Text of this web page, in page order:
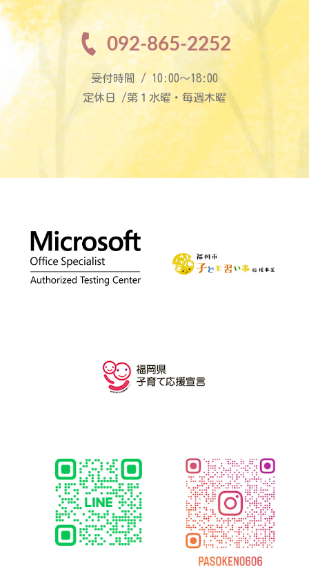
092-865-2252
受付時間 / 10:00〜18:00
定休日 /第１水曜・毎週木曜